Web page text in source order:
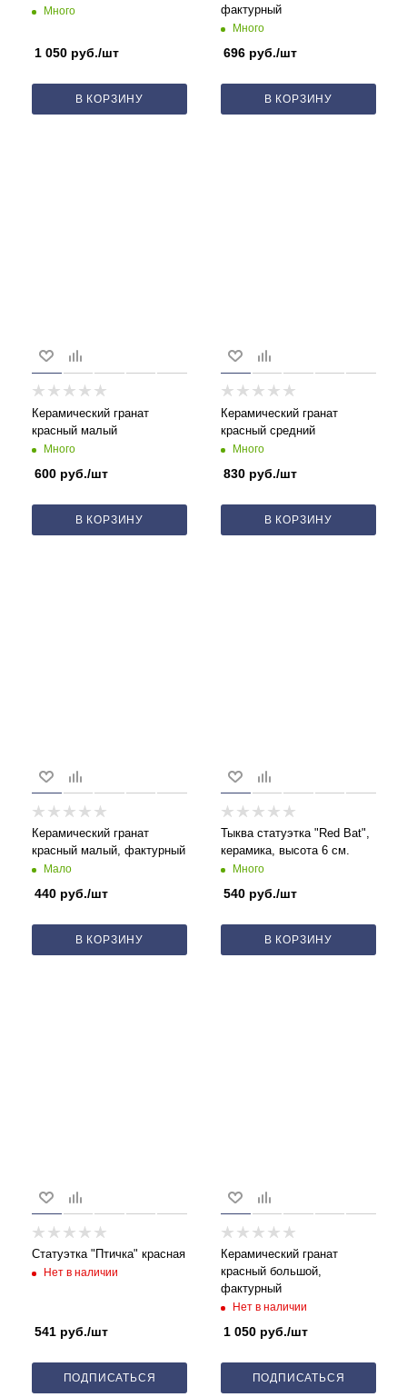
Много
1 050 руб./шт
В КОРЗИНУ
фактурный
Много
696 руб./шт
В КОРЗИНУ
Керамический гранат
красный малый
Много
600 руб./шт
В КОРЗИНУ
Керамический гранат
красный средний
Много
830 руб./шт
В КОРЗИНУ
Керамический гранат
красный малый, фактурный
Мало
440 руб./шт
В КОРЗИНУ
Тыква статуэтка "Red Bat",
керамика, высота 6 см.
Много
540 руб./шт
В КОРЗИНУ
Статуэтка "Птичка" красная
Нет в наличии
541 руб./шт
ПОДПИСАТЬСЯ
Керамический гранат
красный большой,
фактурный
Нет в наличии
1 050 руб./шт
ПОДПИСАТЬСЯ